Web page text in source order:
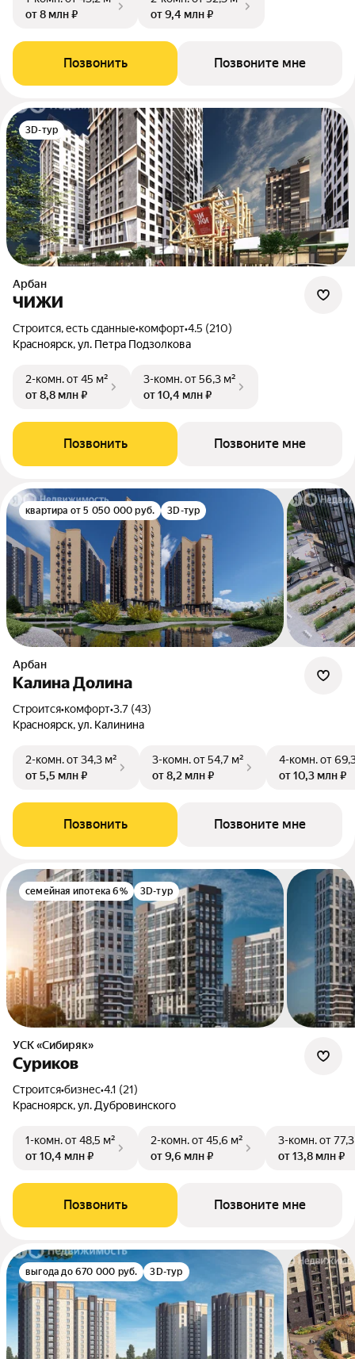
от 8 млн ₽
от 9,4 млн ₽
Позвонить Позвоните мне
3D-тур
Арбан
ЧИЖИ
Строится, есть сданные•комфорт•4.5 (210)
Красноярск, ул. Петра Подзолкова
2-комн.от 45 м²
от 8,8 млн ₽
3-комн.от 56,3 м²
от 10,4 млн ₽
Позвонить Позвоните мне
квартира от 5 050 000 руб. 3D-тур
Арбан
Калина Долина
Строится•комфорт•3.7 (43)
Красноярск, ул. Калинина
2-комн.от 34,3 м²
от 5,5 млн ₽
3-комн.от 54,7 м²
от 8,2 млн ₽
4-комн.от
от 10,3 млн ₽
Позвонить Позвоните мне
семейная ипотека 6% 3D-тур
УСК «Сибиряк»
Суриков
Строится•бизнес•4.1 (21)
Красноярск, ул. Дубровинского
1-комн.от 48,5 м²
от 10,4 млн ₽
2-комн.от 45,6 м²
от 9,6 млн ₽
3-комн.от
от 13,8 млн ₽
Позвонить Позвоните мне
выгода до 670 000 руб. 3D-тур